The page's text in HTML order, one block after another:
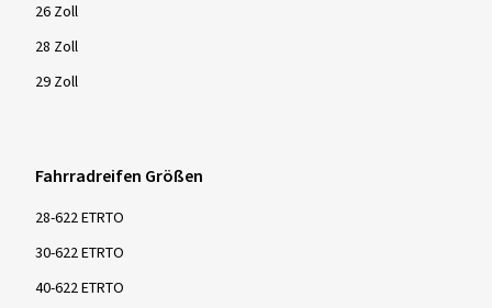
26 Zoll
28 Zoll
29 Zoll
Fahrradreifen Größen
28-622 ETRTO
30-622 ETRTO
40-622 ETRTO